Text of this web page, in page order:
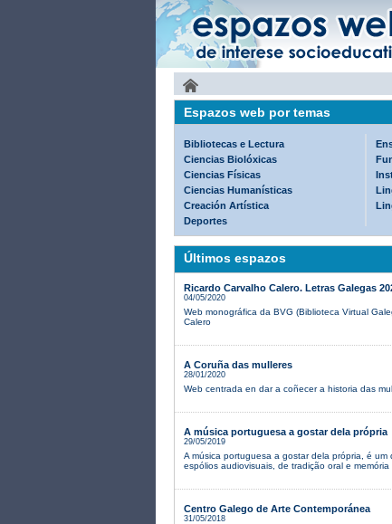
Espazos web por temas
Bibliotecas e Lectura
Ciencias Biolóxicas
Ciencias Físicas
Ciencias Humanísticas
Creación Artística
Deportes
Últimos espazos
Ricardo Carvalho Calero. Letras Galegas
04/05/2020
Web monográfica da BVG (Biblioteca Virtual
Calero
A Coruña das mulleres
28/01/2020
Web centrada en dar a coñecer a historia das
A música portuguesa a gostar dela própria
29/05/2019
A música portuguesa a gostar dela própria, é um
espólios audiovisuais, de tradição oral e memória
Centro Galego de Arte Contemporánea
31/05/2018